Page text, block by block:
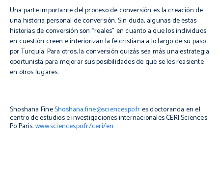
Una parte importante del proceso de conversión es la creación de
una historia personal de conversión. Sin duda, algunas de estas
historias de conversión son “reales” en cuanto a que los individuos
en cuestión creen e interiorizan la fe cristiana a lo largo de su paso
por Turquía. Para otros, la conversión quizás sea más una estrategia
oportunista para mejorar sus posibilidades de que se les reasiente
en otros lugares.
Shoshana FineShoshana.fine@sciencespo.fres doctoranda en el
centro de estudios e investigaciones internacionales CERI Sciences
Po París.www.sciencespo.fr/ceri/en